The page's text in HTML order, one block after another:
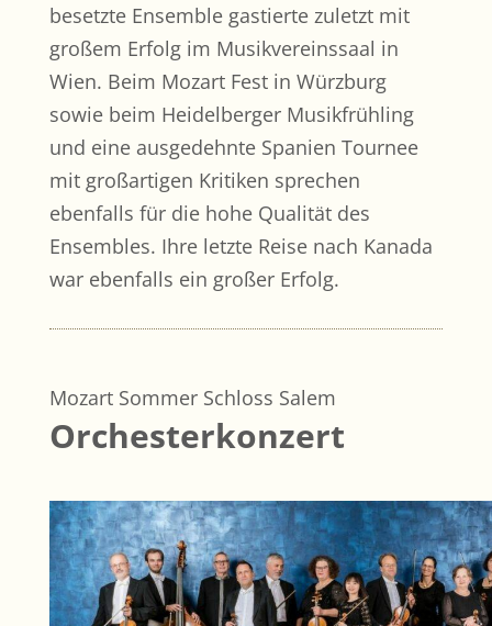
besetzte Ensemble gastierte zuletzt mit
großem Erfolg im Musikvereinssaal in
Wien. Beim Mozart Fest in Würzburg
sowie beim Heidelberger Musikfrühling
und eine ausgedehnte Spanien Tournee
mit großartigen Kritiken sprechen
ebenfalls für die hohe Qualität des
Ensembles. Ihre letzte Reise nach Kanada
war ebenfalls ein großer Erfolg.
Mozart Sommer Schloss Salem
Orchesterkonzert